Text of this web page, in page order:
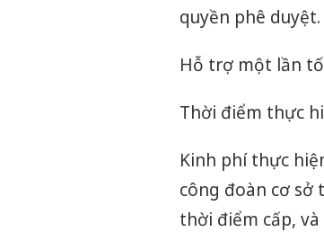
quyền phê duyệt.
Hỗ trợ một lần
Thời điểm thực
Kinh phí thực
công đoàn cơ sở
thời điểm cấp,